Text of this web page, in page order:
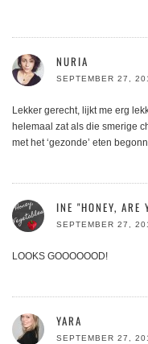
NURIA
SEPTEMBER 27,
Lekker gerecht, lijkt me erg
helemaal zat als die smerige
met het ‘gezonde’ eten
INE "HONEY, ARE
SEPTEMBER 27,
LOOKS GOOOOOOD!
YARA
SEPTEMBER 27,